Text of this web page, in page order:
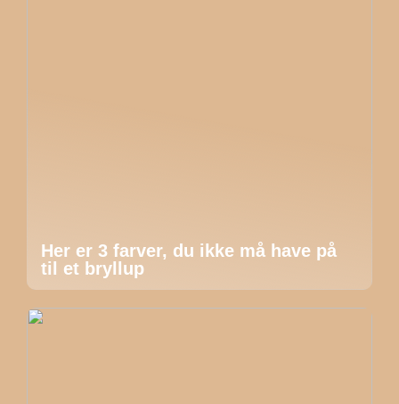
Her er 3 farver, du ikke må have på
til et bryllup